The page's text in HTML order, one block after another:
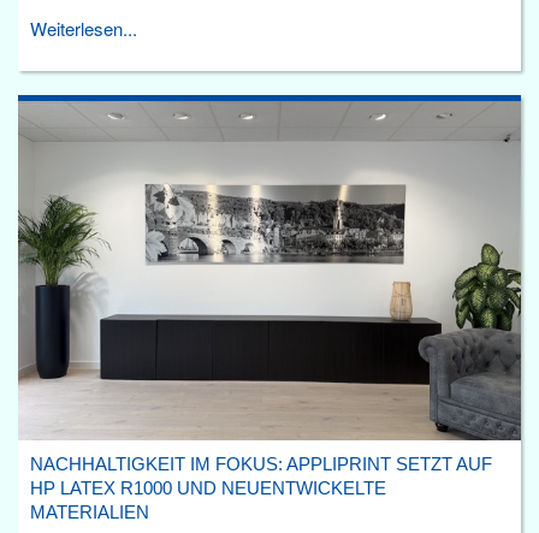
Weiterlesen...
NACHHALTIGKEIT IM FOKUS: APPLIPRINT SETZT AUF
HP LATEX R1000 UND NEUENTWICKELTE
MATERIALIEN